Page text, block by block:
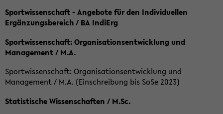
Sportwissenschaft - Angebote für den Individuellen
Ergänzungsbereich / BA IndiErg
Sportwissenschaft: Organisationsentwicklung und
Management / M.A.
Sportwissenschaft: Organisationsentwicklung und
Management / M.A. (Einschreibung bis SoSe 2023)
Statistische Wissenschaften / M.Sc.